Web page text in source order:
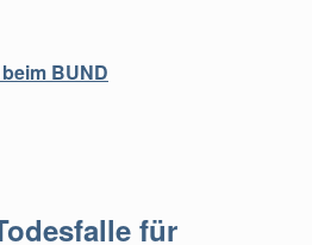
BUND
für